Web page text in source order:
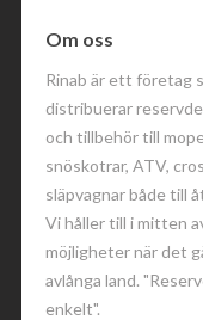
Om oss
Rinab är ett företag
distribuerar
och tillbehör till
snöskotrar, ATV,
släpvagnar både till
Vi håller till i mitten
möjligheter när det
avlånga land.
enkelt".